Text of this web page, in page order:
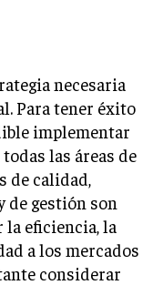
los buscadores,
necesaria
Para tener éxito
implementar
las áreas de
de calidad,
de gestión son
la eficiencia, la
a los mercados
considerar